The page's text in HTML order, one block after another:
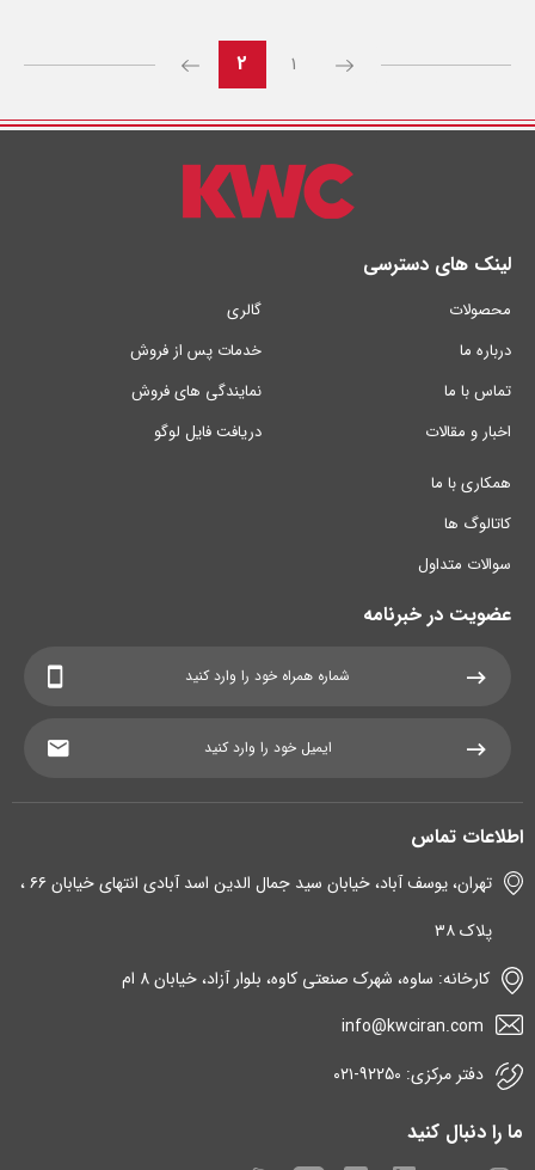
1
2
لینک های دسترسی
محصولات
درباره ما
تماس با ما
اخبار و مقالات
گالری
خدمات پس از فروش
نمایندگی های فروش
دریافت فایل لوگو
همکاری با ما
کاتالوگ ها
سوالات متداول
عضویت در خبرنامه
اطلاعات تماس
تهران، یوسف آباد، خیابان سید جمال الدین اسد آبادی انتهای خیابان ۶۶ ،
پلاک ۳۸
کارخانه: ساوه، شهرک صنعتی کاوه، بلوار آزاد، خیابان 8 ام
info@kwciran.com
دفتر مرکزی: 92250-۰۲۱
ما را دنبال کنید